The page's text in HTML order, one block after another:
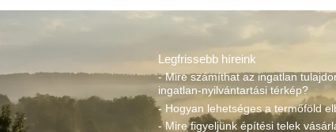
Legfrissebb híreink
- Mire számíthat az ingatlan
ingatlan-nyilvántartási térkép?
- Hogyan lehetséges a termőföld
- Mire figyeljünk építési telek